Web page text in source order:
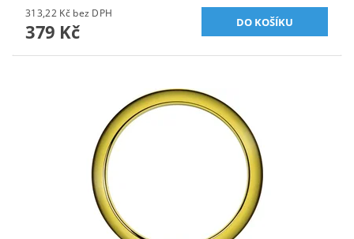
313,22 Kč bez DPH
379 Kč